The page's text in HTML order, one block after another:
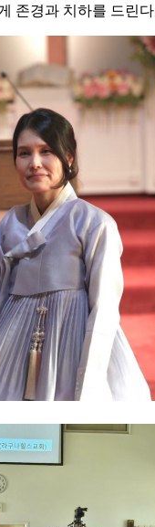
존경과 치하를 드린